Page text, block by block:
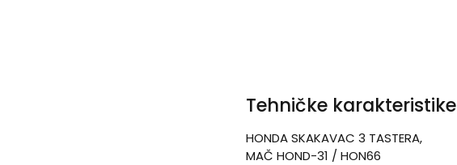
Tehničke karakteristike
HONDA SKAKAVAC 3 TASTERA,
MAČ HOND-31 / HON66